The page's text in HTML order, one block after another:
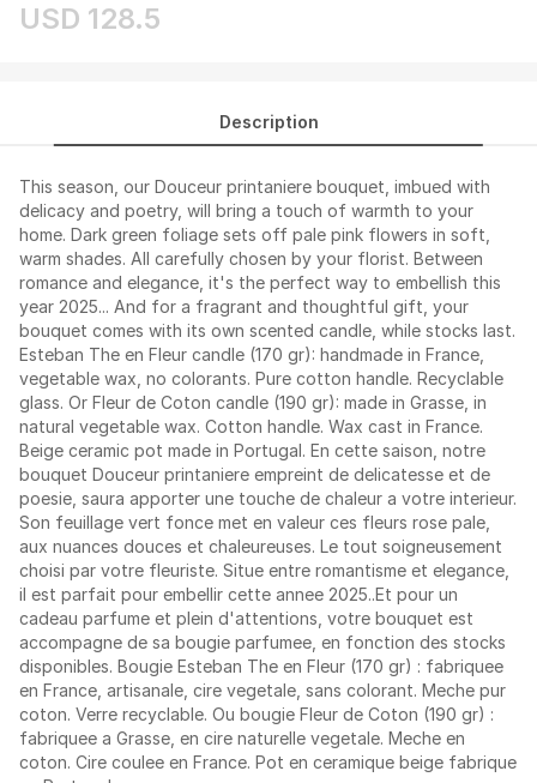
USD 128.5
Description
This season, our Douceur printaniere bouquet, imbued with
delicacy and poetry, will bring a touch of warmth to your
home. Dark green foliage sets off pale pink flowers in soft,
warm shades. All carefully chosen by your florist. Between
romance and elegance, it's the perfect way to embellish this
year 2025... And for a fragrant and thoughtful gift, your
bouquet comes with its own scented candle, while stocks last.
Esteban The en Fleur candle (170 gr): handmade in France,
vegetable wax, no colorants. Pure cotton handle. Recyclable
glass. Or Fleur de Coton candle (190 gr): made in Grasse, in
natural vegetable wax. Cotton handle. Wax cast in France.
Beige ceramic pot made in Portugal. En cette saison, notre
bouquet Douceur printaniere empreint de delicatesse et de
poesie, saura apporter une touche de chaleur a votre interieur.
Son feuillage vert fonce met en valeur ces fleurs rose pale,
aux nuances douces et chaleureuses. Le tout soigneusement
choisi par votre fleuriste. Situe entre romantisme et elegance,
il est parfait pour embellir cette annee 2025..Et pour un
cadeau parfume et plein d'attentions, votre bouquet est
accompagne de sa bougie parfumee, en fonction des stocks
disponibles. Bougie Esteban The en Fleur (170 gr) : fabriquee
en France, artisanale, cire vegetale, sans colorant. Meche pur
coton. Verre recyclable. Ou bougie Fleur de Coton (190 gr) :
fabriquee a Grasse, en cire naturelle vegetale. Meche en
coton. Cire coulee en France. Pot en ceramique beige fabrique